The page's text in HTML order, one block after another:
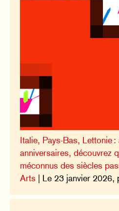
Italie, Pays-Bas, Lettonie
anniversaires, découvrez
méconnus des siècles
Arts | Le 23 janvier 2026,